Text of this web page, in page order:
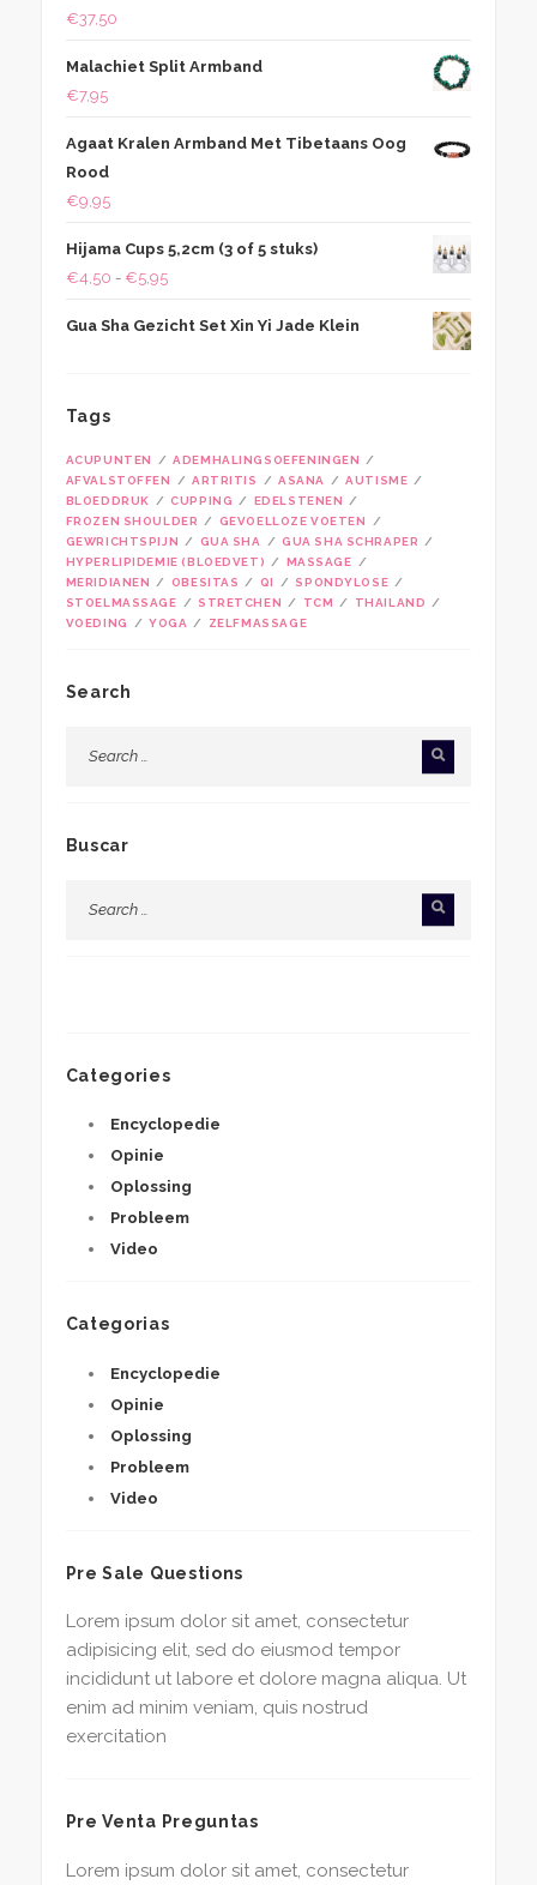
€37,50
Malachiet Split Armband
€7,95
Agaat Kralen Armband Met Tibetaans Oog
Rood
€9,95
Hijama Cups 5,2cm (3 of 5 stuks)
€4,50 - €5,95Prijsklasse:
tot
Gua Sha Gezicht Set Xin Yi Jade Klein
Tags
ACUPUNTEN
ADEMHALINGSOEFENINGEN
AFVALSTOFFEN
ARTRITIS ASANA
AUTISME
BLOEDDRUK
CUPPING
EDELSTENEN
FROZEN SHOULDER
GEVOELLOZE VOETEN
GEWRICHTSPIJN
GUA SHA
GUA SHA SCHRAPER
HYPERLIPIDEMIE (BLOEDVET)
MASSAGE
MERIDIANEN
OBESITAS QI
SPONDYLOSE
STOELMASSAGE
STRETCHEN TCM
THAILAND
VOEDING
YOGA ZELFMASSAGE
Search
Buscar
Categories
Encyclopedie
Opinie
Oplossing
Probleem
Video
Categorias
Encyclopedie
Opinie
Oplossing
Probleem
Video
Pre Sale Questions
Lorem ipsum dolor sit amet, consectetur
adipisicing elit, sed do eiusmod tempor
incididunt ut labore et dolore magna aliqua. Ut
enim ad minim veniam, quis nostrud
exercitation
Pre Venta Preguntas
Lorem ipsum dolor sit amet, consectetur